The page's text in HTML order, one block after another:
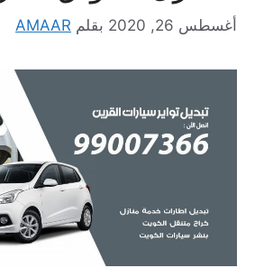
أغسطس 26, 2020 بقلم AMAAR